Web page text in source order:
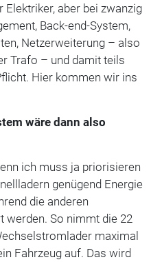
aber bei zwanzig
Back-end-System,
Netzerweiterung – also
Trafo – und damit teils
Hier kommen wir ins
wäre dann also
ich muss ja priorisieren
genügend Energie
die anderen
werden. So nimmt die 22
maximal
Fahrzeug auf. Das wird